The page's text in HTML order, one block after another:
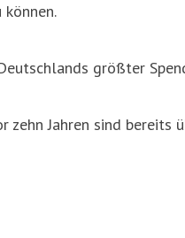
größter
Jahren sind bereits